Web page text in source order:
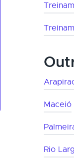
Maceió
Rio